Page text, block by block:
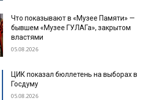
Что показывают в «Музее Памяти» —
бывшем «Музее ГУЛАГа», закрытом
властями
05.08.2026
ЦИК показал бюллетень на выборах в
Госдуму
05.08.2026